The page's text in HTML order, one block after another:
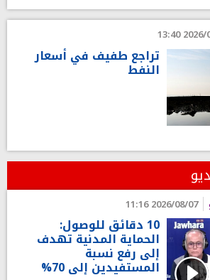
2026/
تراجع طفيف في أسعار
النفط
2026/08/07 11:16
10 دقائق للوصول:
الحماية المدنية تهدف
إلى رفع نسبة
المستفيدين إلى 70%